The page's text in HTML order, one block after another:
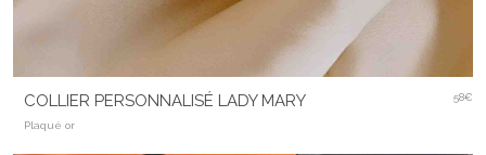
COLLIER PERSONNALISÉ LADY MARY
Plaqué or
58€